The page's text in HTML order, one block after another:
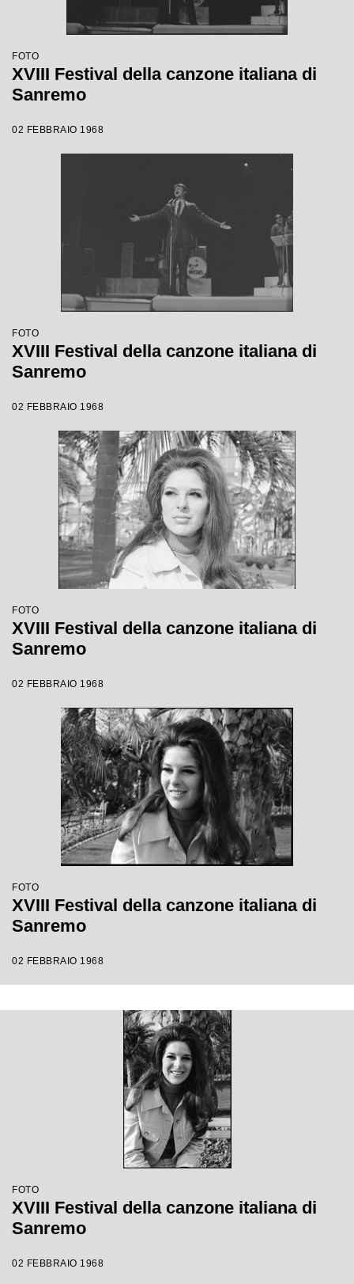
FOTO
XVIII Festival della canzone italiana di
Sanremo
02 FEBBRAIO 1968
FOTO
XVIII Festival della canzone italiana di
Sanremo
02 FEBBRAIO 1968
FOTO
XVIII Festival della canzone italiana di
Sanremo
02 FEBBRAIO 1968
FOTO
XVIII Festival della canzone italiana di
Sanremo
02 FEBBRAIO 1968
FOTO
XVIII Festival della canzone italiana di
Sanremo
02 FEBBRAIO 1968